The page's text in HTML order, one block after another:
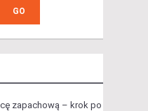
zapachową – krok po